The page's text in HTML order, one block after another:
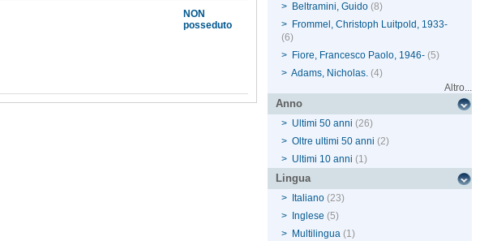
NON
posseduto
> Beltramini, Guido (8)
> Frommel, Christoph Luitpold, 1933-
(6)
> Fiore, Francesco Paolo, 1946- (5)
> Adams, Nicholas. (4)
Altro...
Anno
> Ultimi 50 anni (26)
> Oltre ultimi 50 anni (2)
> Ultimi 10 anni (1)
Lingua
> Italiano (23)
>
Inglese (5)
> Multilingua (1)